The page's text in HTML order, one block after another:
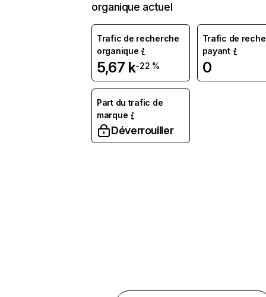
organique actuel
Trafic de recherche
organique
5,67 k-22 %
Trafic de
payant
0
Part du trafic de
marque
Déverrouiller